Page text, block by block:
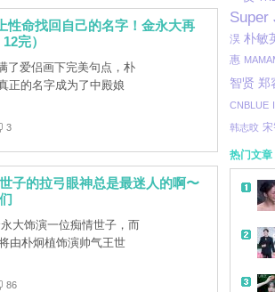
性命找回自己的名字！金永大再
完）
了爱侣画下完美句点，朴
正的名字成为了中殿娘
3
子的拉弓眼神总是最迷人的啊〜
大饰演一位痴情世子，而
由朴炯植饰演帅气王世
86
Super
淏 朴敏
惠
智贤 郑
CNBLUE
韩志旼
热门文章